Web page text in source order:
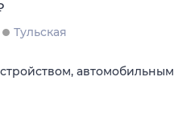
Тульская